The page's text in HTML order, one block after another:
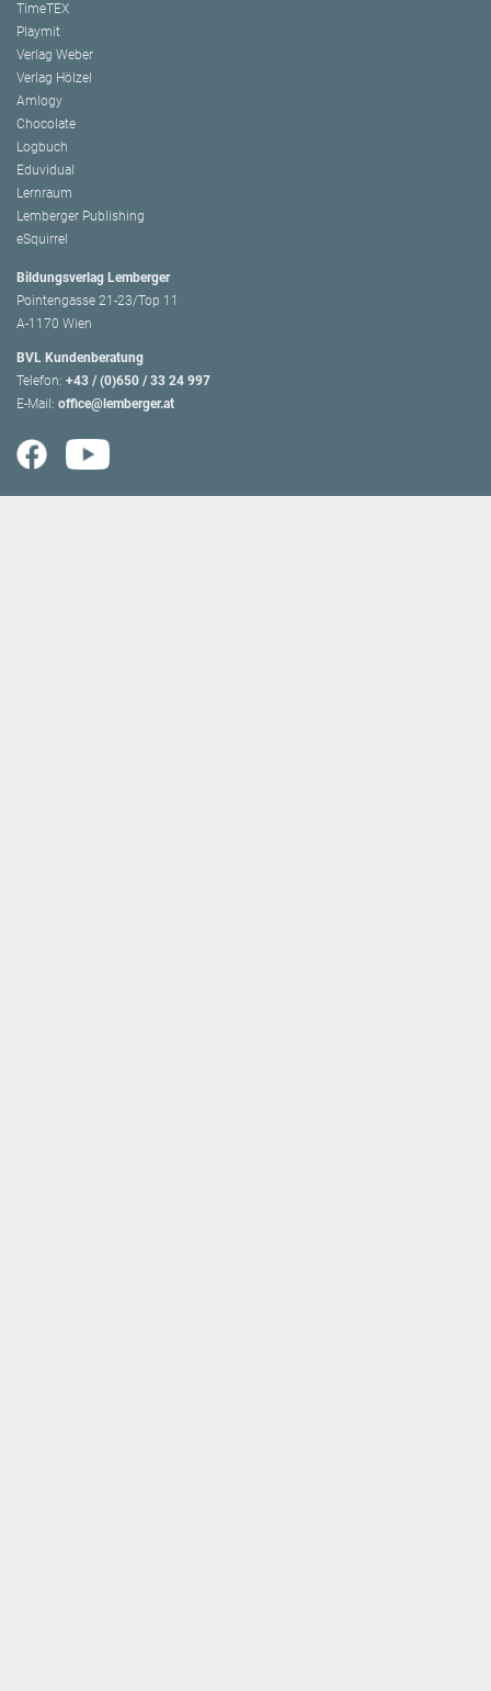
TimeTEX
Playmit
Verlag Weber
Verlag Hölzel
Amlogy
Chocolate
Logbuch
Eduvidual
Lernraum
Lemberger Publishing
eSquirrel
Bildungsverlag Lemberger
Pointengasse 21-23/Top 11
A-1170 Wien
BVL Kundenberatung
Telefon: +43 / (0)650 / 33 24 997
E-Mail: office@lemberger.at